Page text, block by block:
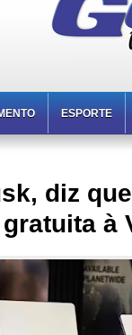
ESPORTE
diz
à